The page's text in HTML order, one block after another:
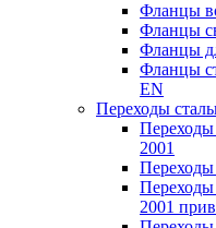
Фланцы
Фланцы
Фланцы
Фланцы
EN
Переходы
2001
Переходы
2001